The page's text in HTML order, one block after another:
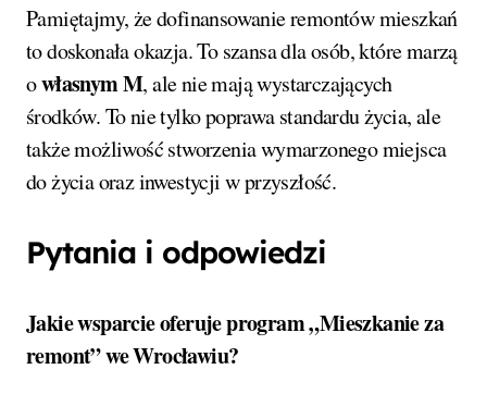
Pamiętajmy, że dofinansowanie remontów mieszkań
to doskonała okazja. To szansa dla osób, które marzą
owłasnym M, ale nie mają wystarczających
środków. To nie tylko poprawa standardu życia, ale
także możliwość stworzenia wymarzonego miejsca
do życia oraz inwestycji w przyszłość.
Pytania i odpowiedzi
Jakie wsparcie oferuje program „Mieszkanie za
remont” we Wrocławiu?